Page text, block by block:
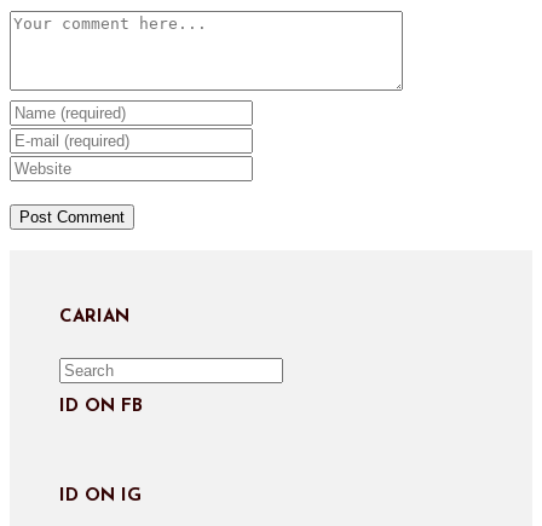
Comment
Enter
your
name
username
Enter
your
address
Enter
website
CARIAN
ID ON FB
ID ON IG